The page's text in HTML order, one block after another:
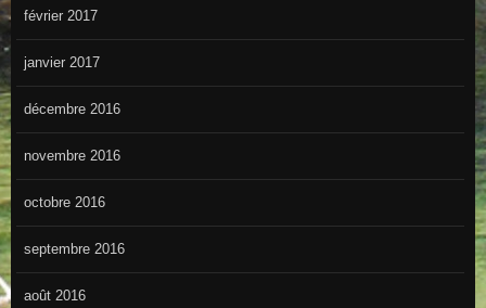
février 2017
janvier 2017
décembre 2016
novembre 2016
octobre 2016
septembre 2016
août 2016